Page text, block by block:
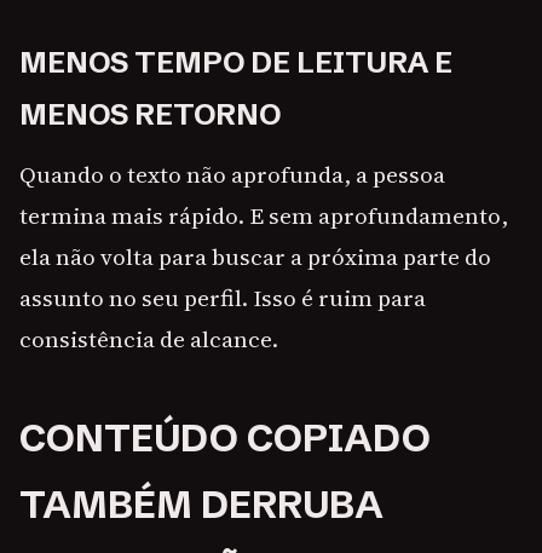
MENOS TEMPO DE LEITURA E
MENOS RETORNO
Quando o texto não aprofunda, a pessoa
termina mais rápido. E sem aprofundamento,
ela não volta para buscar a próxima parte do
assunto no seu perfil. Isso é ruim para
consistência de alcance.
CONTEÚDO COPIADO
TAMBÉM DERRUBA